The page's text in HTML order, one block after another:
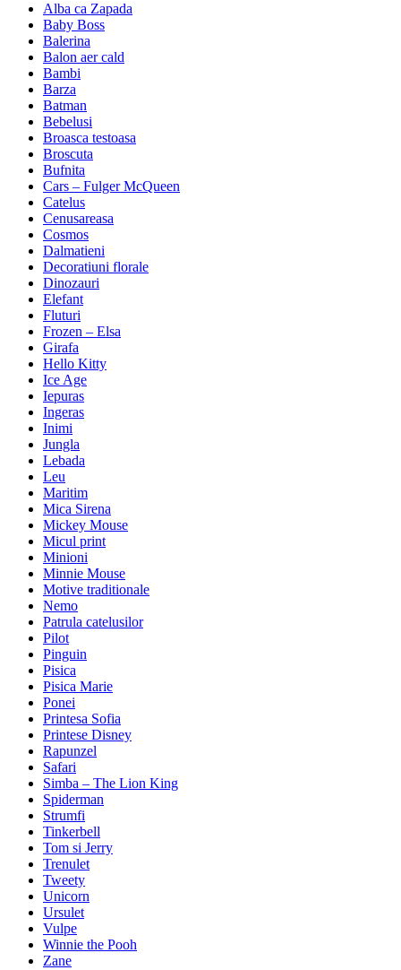
Alba ca Zapada
Baby Boss
Balerina
Balon aer cald
Bambi
Barza
Batman
Bebelusi
Broasca testoasa
Broscuta
Bufnita
Cars – Fulger McQueen
Catelus
Cenusareasa
Cosmos
Dalmatieni
Decoratiuni florale
Dinozauri
Elefant
Fluturi
Frozen – Elsa
Girafa
Hello Kitty
Ice Age
Iepuras
Ingeras
Inimi
Jungla
Lebada
Leu
Maritim
Mica Sirena
Mickey Mouse
Micul print
Minioni
Minnie Mouse
Motive traditionale
Nemo
Patrula catelusilor
Pilot
Pinguin
Pisica
Pisica Marie
Ponei
Printesa Sofia
Printese Disney
Rapunzel
Safari
Simba – The Lion King
Spiderman
Strumfi
Tinkerbell
Tom si Jerry
Trenulet
Tweety
Unicorn
Ursulet
Vulpe
Winnie the Pooh
Zane